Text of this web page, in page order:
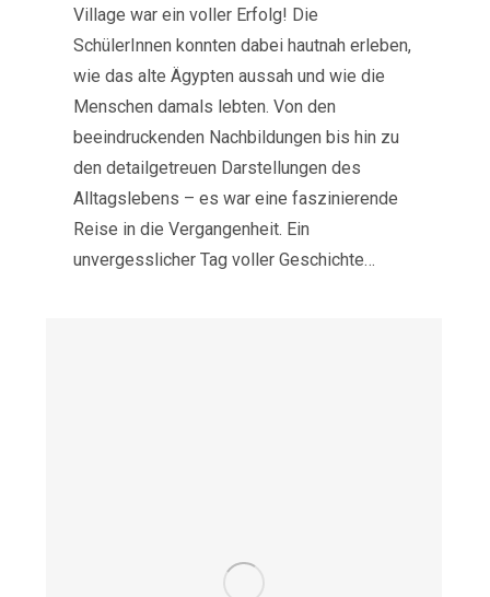
Village war ein voller Erfolg! Die
SchülerInnen konnten dabei hautnah erleben,
wie das alte Ägypten aussah und wie die
Menschen damals lebten. Von den
beeindruckenden Nachbildungen bis hin zu
den detailgetreuen Darstellungen des
Alltagslebens – es war eine faszinierende
Reise in die Vergangenheit. Ein
unvergesslicher Tag voller Geschichte…